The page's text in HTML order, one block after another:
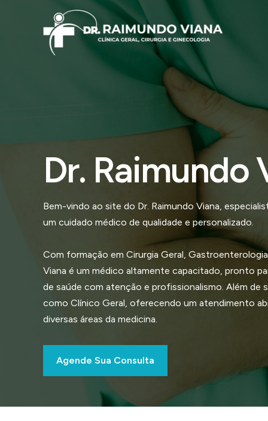
Dr. Raimundo
Bem-vindo ao site do Dr. Raimundo Viana,
um cuidado médico de qualidade e personalizado.
Com formação em Cirurgia Geral,
Viana é um médico altamente capacitado, pronto
de saúde com atenção e profissionalismo. Além de
como Clínico Geral, oferecendo um atendimento
diversas áreas da medicina.
Agende Sua Consulta